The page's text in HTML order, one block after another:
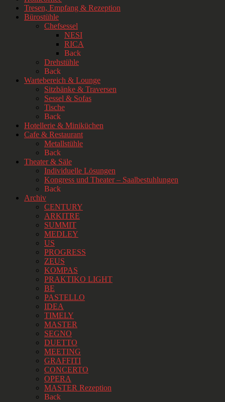
Tresen, Empfang & Rezeption
Bürostühle
Chefsessel
NESI
RICA
Back
Drehstühle
Back
Wartebereich & Lounge
Sitzbänke & Traversen
Sessel & Sofas
Tische
Back
Hotellerie & Miniküchen
Cafe & Restaurant
Metallstühle
Back
Theater & Säle
Individuelle Lösungen
Kongress und Theater – Saalbestuhlungen
Back
Archiv
CENTURY
ARKITRE
SUMMIT
MEDLEY
US
PROGRESS
ZEUS
KOMPAS
PRAKTIKO LIGHT
BE
PASTELLO
IDEA
TIMELY
MASTER
SEGNO
DUETTO
MEETING
GRAFFITI
CONCERTO
OPERA
MASTER Rezeption
Back